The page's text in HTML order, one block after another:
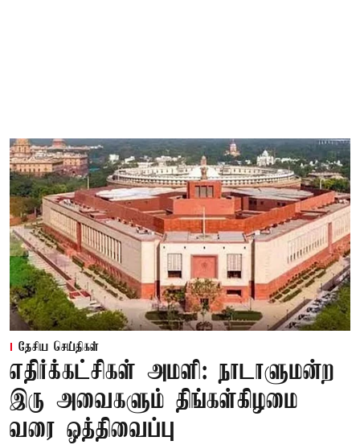
தேசிய செய்திகள்
எதிர்க்கட்சிகள் அமளி: நாடாளுமன்ற
இரு அவைகளும் திங்கள்கிழமை
வரை ஒத்திவைப்பு